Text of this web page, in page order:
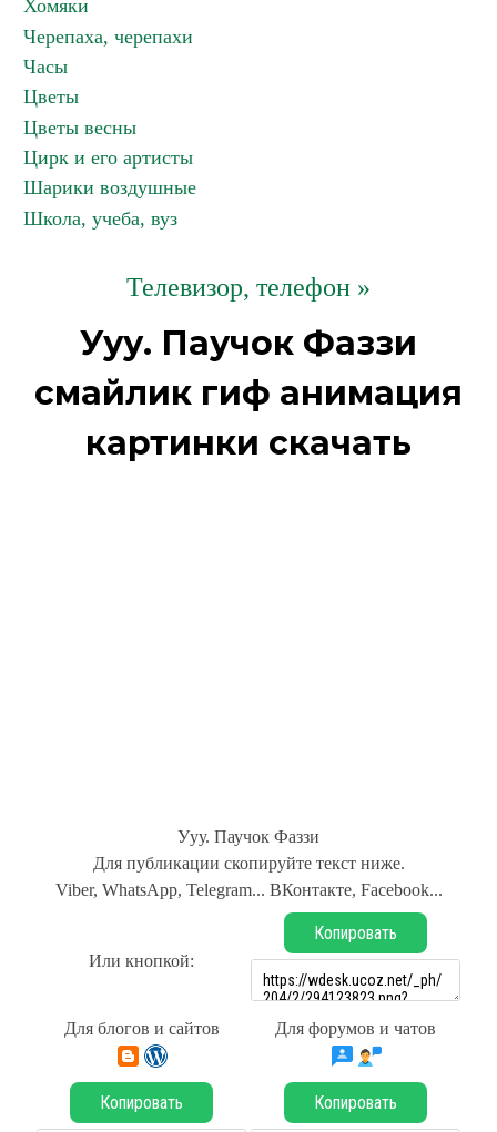
Хомяки
Черепаха, черепахи
Часы
Цветы
Цветы весны
Цирк и его артисты
Шарики воздушные
Школа, учеба, вуз
Телевизор, телефон »
Ууу. Паучок Фаззи
смайлик гиф анимация
картинки скачать
Ууу. Паучок Фаззи
Для публикации скопируйте текст ниже.
Viber, WhatsApp, Telegram... ВКонтакте, Facebook...
Или кнопкой:
Копировать
Для блогов и сайтов Для форумов и чатов
Копировать Копировать